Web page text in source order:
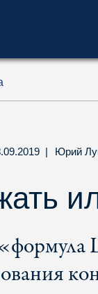
'1')
'2')
| Юрий